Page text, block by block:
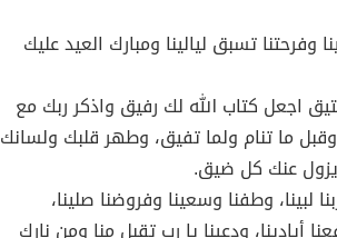
وفرحتنا تسبق ليالينا ومبارك العيد عليك
اجعل كتاب الله لك رفيق واذكر ربك مع
ما تنام ولما تفيق، وطهر قلبك ولسانك
عنك كل ضيق.
لبينا، وطفنا وسعينا وفروضنا صلينا،
أيادينا، ودعينا يا رب تقبل منا ومن نارك